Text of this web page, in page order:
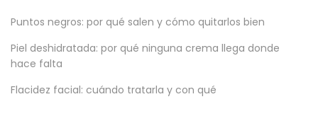
Puntos negros: por qué salen y cómo quitarlos bien
Piel deshidratada: por qué ninguna crema llega donde
hace falta
Flacidez facial: cuándo tratarla y con qué